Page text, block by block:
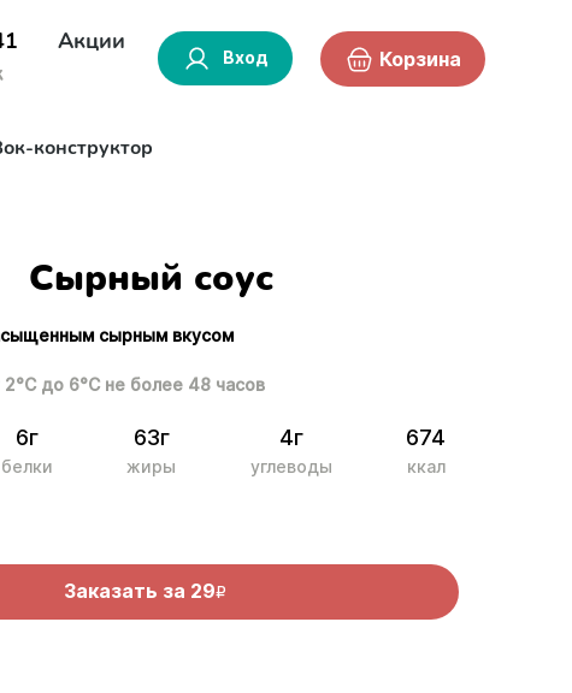
Акции
Вход Корзина
конструктор
Сырный соус
сырным вкусом
2°С до 6°С не более 48 часов
6г
белки
63г
жиры
4г
углеводы
674
ккал
Заказать за 29R